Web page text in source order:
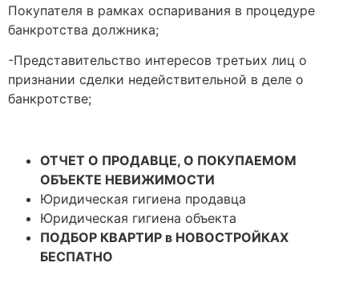
Покупателя в рамках оспаривания в процедуре
банкротства должника;
-Представительство интересов третьих лиц о
признании сделки недействительной в деле о
банкротстве;
ОТЧЕТ О ПРОДАВЦЕ, О ПОКУПАЕМОМ
ОБЪЕКТЕ НЕВИЖИМОСТИ
Юридическая гигиена продавца
Юридическая гигиена объекта
ПОДБОР КВАРТИР в НОВОСТРОЙКАХ
БЕСПАТНО